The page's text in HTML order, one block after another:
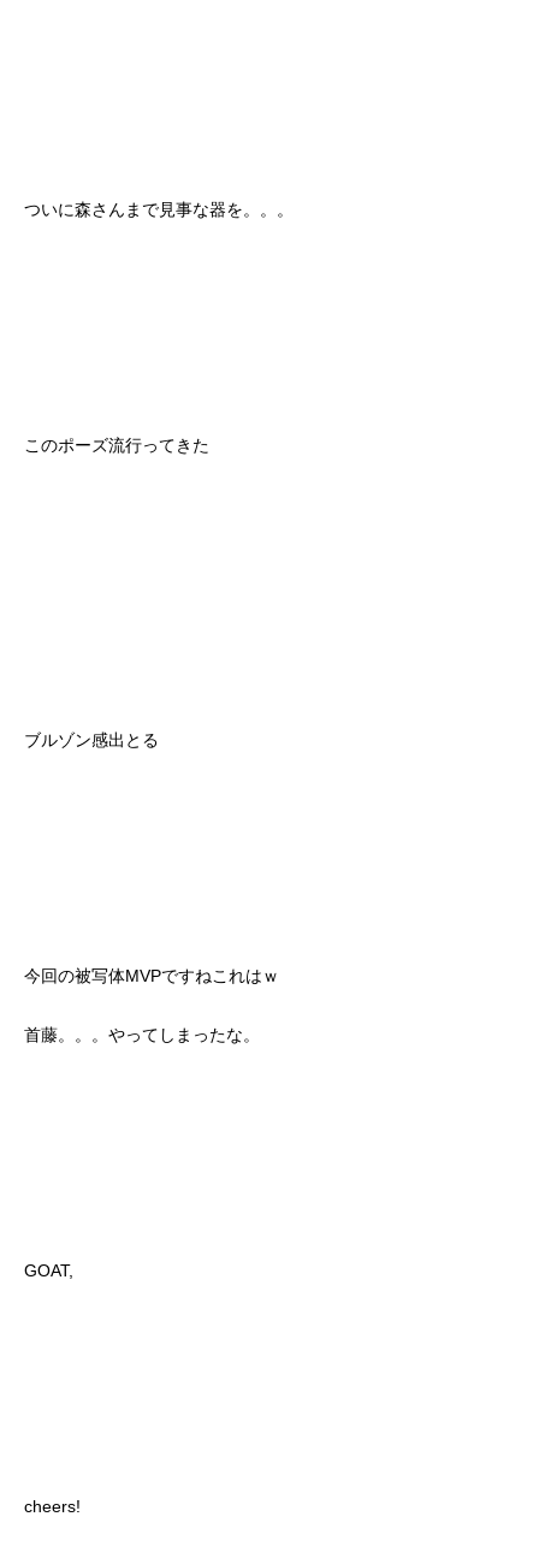
ついに森さんまで見事な器を。。。
このポーズ流行ってきた
ブルゾン感出とる
今回の被写体MVPですねこれはｗ
首藤。。。やってしまったな。
GOAT,
cheers!